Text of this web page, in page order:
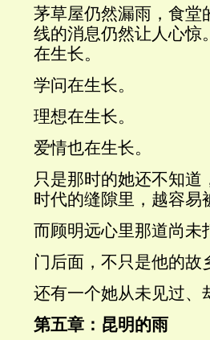
茅草屋仍然漏雨，食堂
线的消息仍然让人心惊
在生长。
学问在生长。
理想在生长。
爱情也在生长。
只是那时的她还不知
时代的缝隙里，越容易
而顾明远心里那道尚未
门后面，不只是他的故
还有一个她从未见过、
第五章：昆明的雨